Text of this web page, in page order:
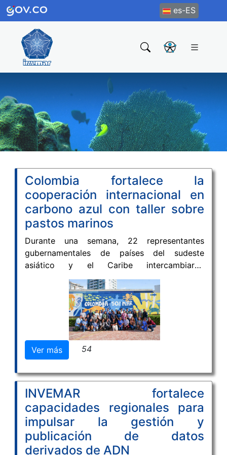
es-ES
Colombia fortalece la
cooperación internacional en
carbono azul con taller sobre
pastos marinos
Durante una semana, 22 representantes
gubernamentales de países del sudeste
asiático y el Caribe intercambiaron
experiencias y fortalecieron capacidades para
incorporar los ecosistemas de carbono azul
en sus políticas climáticas y de biodiversidad.
Ver más 54
INVEMAR fortalece
capacidades regionales para
impulsar la gestión y
publicación de datos
derivados de ADN